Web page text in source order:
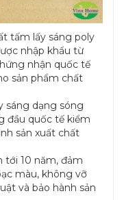
tấm lấy sáng poly
nhập khẩu từ
nhận quốc tế
sản phẩm chất
sáng dạng sóng
đầu quốc tế kiểm
sản xuất chất
tới 10 năm, đảm
màu, không vỡ
và bảo hành sản